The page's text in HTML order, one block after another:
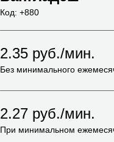
Код: +880
2.35 руб./мин.
Без минимального
2.27 руб./мин.
При минимальном